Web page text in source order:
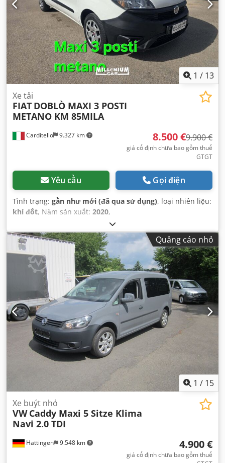
1 / 13
Carditello 9.327 km
Xe tải
FIAT DOBLÒ MAXI 3 POSTI
METANO KM 85MILA
8.500 €9.900 €
giá cố định chưa bao gồm thuế
GTGT
Yêu cầu Gọi điện
Tình trạng: gần như mới (đã qua sử dụng), loại nhiên liệu:
khí đốt, Năm sản xuất: 2020,
Quảng cáo nhỏ
1 / 15
Hattingen 9.548 km
Xe buýt nhỏ
VW Caddy Maxi 5 Sitze Klima
Navi 2.0 TDI
4.900 €
giá cố định chưa bao gồm thuế